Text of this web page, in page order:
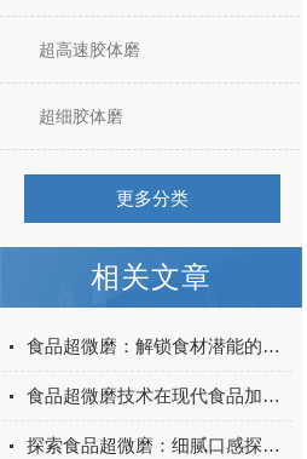
超高速胶体磨
超细胶体磨
更多分类
相关文章
食品超微磨：解锁食材潜能的精细加工设备
食品超微磨技术在现代食品加工中的应用与展望
探索食品超微磨：细腻口感探索健康饮食潮流